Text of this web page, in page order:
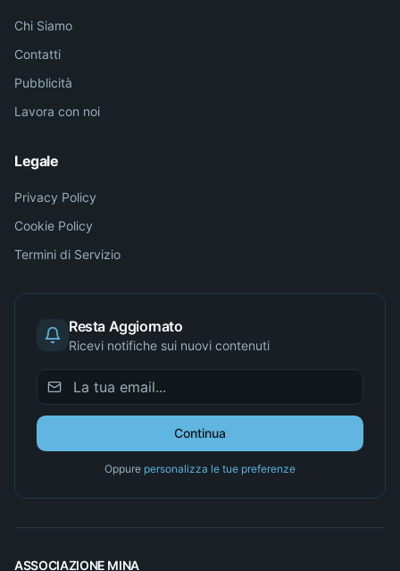
Chi Siamo
Contatti
Pubblicità
Lavora con noi
Legale
Privacy Policy
Cookie Policy
Termini di Servizio
Resta Aggiornato
Ricevi notifiche sui nuovi contenuti
Continua
Oppure personalizza le tue preferenze
ASSOCIAZIONE MINA